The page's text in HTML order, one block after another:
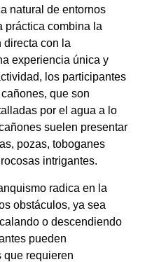
natural de entornos
práctica combina la
directa con la
experiencia única y
los participantes
que son
por el agua a lo
suelen presentar
pozas, toboganes
intrigantes.
radica en la
obstáculos, ya sea
o descendiendo
pueden
que requieren